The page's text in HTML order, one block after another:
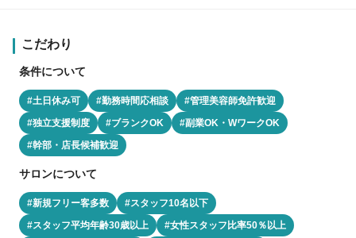
こだわり
条件について
#土日休み可 #勤務時間応相談
#管理美容師免許歓迎
#独立支援制度
#ブランクOK
#副業OK・WワークOK
#幹部・店長候補歓迎
サロンについて
#新規フリー客多数
#スタッフ10名以下
#スタッフ平均年齢30歳以上
#女性スタッフ比率50％以上